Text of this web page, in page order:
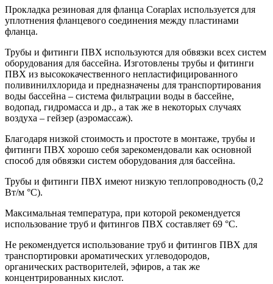
Прокладка резиновая для фланца Coraplax используется для
уплотнения фланцевого соединения между пластинами
фланца.
Трубы и фитинги ПВХ используются для обвязки всех систем
оборудования для бассейна. Изготовлены трубы и фитинги
ПВХ из высококачественного непластифицированного
поливинилхлорида и предназначены для транспортирования
воды бассейна – система фильтрации воды в бассейне,
водопад, гидромасса и др., а так же в некоторых случаях
воздуха – гейзер (аэромассаж).
Благодаря низкой стоимость и простоте в монтаже, трубы и
фитинги ПВХ хорошо себя зарекомендовали как основной
способ для обвязки систем оборудования для бассейна.
Трубы и фитинги ПВХ имеют низкую теплопроводность (0,2
Вт/м °С).
Максимальная температура, при которой рекомендуется
использование труб и фитингов ПВХ составляет 69 °С.
Не рекомендуется использование труб и фитингов ПВХ для
транспортировки ароматических углеводородов,
органических растворителей, эфиров, а так же
концентрированных кислот.